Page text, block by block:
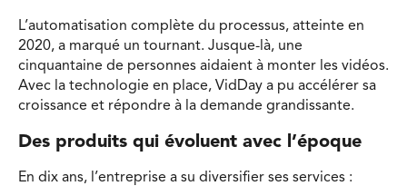
L’automatisation complète du processus, atteinte en
2020, a marqué un tournant. Jusque-là, une
cinquantaine de personnes aidaient à monter les vidéos.
Avec la technologie en place, VidDay a pu accélérer sa
croissance et répondre à la demande grandissante.
Des produits qui évoluent avec l’époque
En dix ans, l’entreprise a su diversifier ses services :